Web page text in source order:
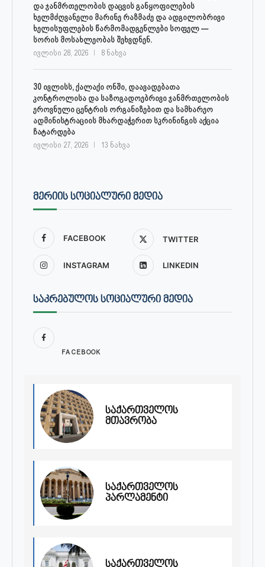
და ჯანმრთელობის დაცვის განყოფილების
ხელმძღვანელი მარინე რაზმაძე და ადგილობრივი
ხელისუფლების წარმომადგენლები სოფელ —
სორის მოსახლეობას შეხვდნენ.
ივლისი 28, 2026 8 ნახვა
30 ივლისს, ქალაქი ონში, დაავადებათა
კონტროლისა და საზოგადოებრივი ჯანმრთელობის
ეროვნული ცენტრის ორგანიზებით და სამხარეო
ადმინისტრაციის მხარდაჭერით სკრინინგის აქცია
ჩატარდება
ივლისი 27, 2026 13 ნახვა
ᲛᲔᲠᲘᲘᲡ ᲡᲝᲪᲘᲐᲚᲣᲠᲘ ᲛᲔᲓᲘᲐ
FACEBOOK TWITTER
INSTAGRAM LINKEDIN
ᲡᲐᲙᲠᲔᲑᲣᲚᲝᲡ ᲡᲝᲪᲘᲐᲚᲣᲠᲘ ᲛᲔᲓᲘᲐ
FACEBOOK
საქართველოს
მთავრობა
საქართველოს
პარლამენტი
საქართველოს